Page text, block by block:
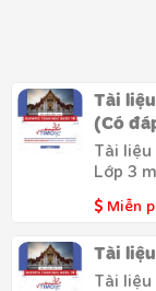
Tài
(Có
Tài
Lớp 3
Miễn
Tài
Tài